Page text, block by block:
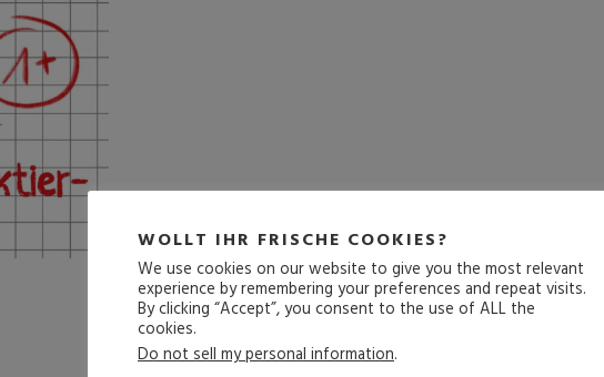
WOLLT IHR FRISCHE COOKIES?
We use cookies on our website to give you the most relevant
experience by remembering your preferences and repeat visits.
By clicking “Accept”, you consent to the use of ALL the
cookies.
Do not sell my personal information.